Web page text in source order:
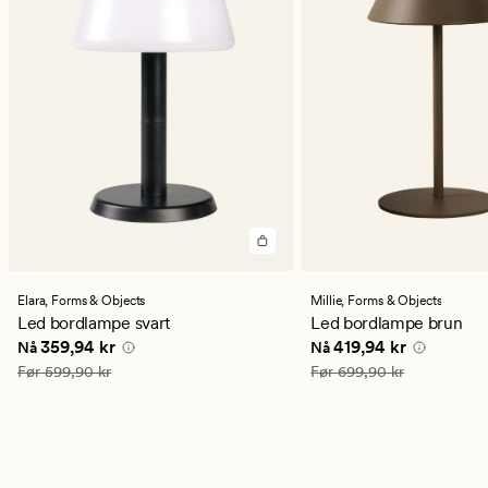
Elara, Forms & Objects
Led bordlampe svart
Nåværende pris
Nå359,94 kr
Vanlig pris 599,90 kr
Før599,90 kr
Millie, Forms & Objects
Led bordlampe brun
Nåværende pris
Nå419,94 kr
Vanlig pris 699,90 kr
Før699,90 kr